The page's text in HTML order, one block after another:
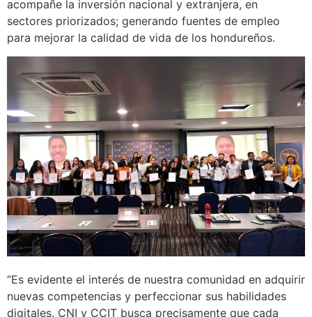
acompañe la inversión nacional y extranjera, en
sectores priorizados; generando fuentes de empleo
para mejorar la calidad de vida de los hondureños.
“Es evidente el interés de nuestra comunidad en adquirir
nuevas competencias y perfeccionar sus habilidades
digitales. CNI y CCIT busca precisamente que cada